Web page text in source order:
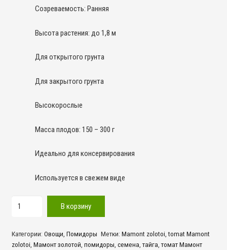
Созреваемость: Ранняя
Высота растения: до 1,8 м
Для открытого грунта
Для закрытого грунта
Высокорослые
Масса плодов: 150 – 300 г
Идеально для консервирования
Используется в свежем виде
Количество
золотой
В корзину
Категории: Овощи Помидоры Метки: Mamont zolotoi ,tomat Mamont
zolotoi Мамонт золотой помидоры семена тайга томат Мамонт